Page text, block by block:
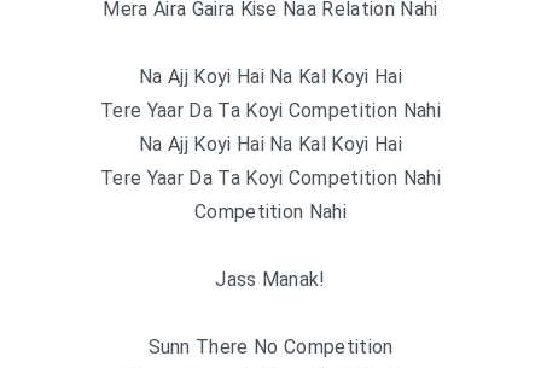
Mera Aira Gaira Kise Naa Relation Nahi
Na Ajj Koyi Hai Na Kal Koyi Hai
Tere Yaar Da Ta Koyi Competition Nahi
Na Ajj Koyi Hai Na Kal Koyi Hai
Tere Yaar Da Ta Koyi Competition Nahi
Competition Nahi
Jass Manak!
Sunn There No Competition